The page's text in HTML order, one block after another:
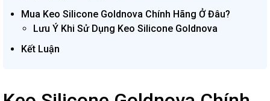
Mua Keo Silicone Goldnova Chính Hãng Ở Đâu?
Lưu Ý Khi Sử Dụng Keo Silicone Goldnova
Kết Luận